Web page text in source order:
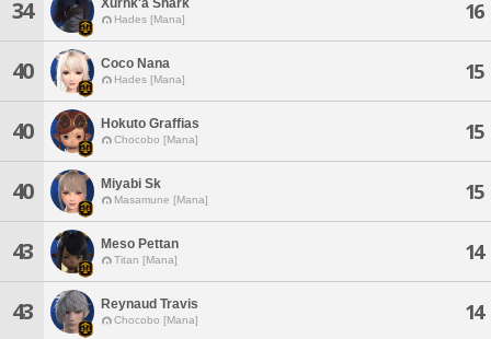
34 Xurhk'a Shark
Hades [Mana] 16
40 Coco Nana
Hades [Mana] 15
40 Hokuto Graffias
Chocobo [Mana] 15
40 Miyabi Sk
Masamune [Mana] 15
43 Meso Pettan
Titan [Mana] 14
43 Reynaud Travis
Chocobo [Mana] 14